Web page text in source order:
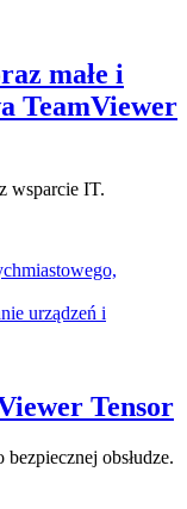
małe i
TeamViewer
wsparcie IT.
urządzeń i
Tensor
obsłudze.